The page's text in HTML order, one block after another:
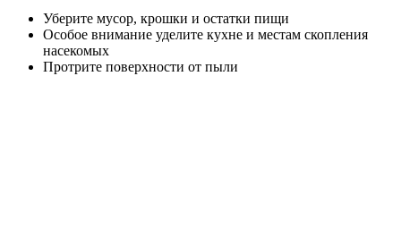
Уберите мусор, крошки и остатки пищи
Особое внимание уделите кухне и местам скопления
насекомых
Протрите поверхности от пыли